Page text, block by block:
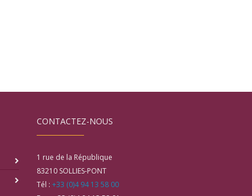
CONTACTEZ-NOUS
1 rue de la République
83210 SOLLIES-PONT
Tél : +33 (0)4 94 13 58 00